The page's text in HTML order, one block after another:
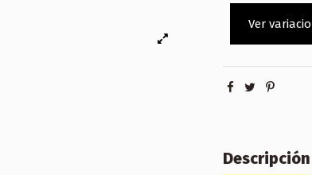
Ver
Descripción